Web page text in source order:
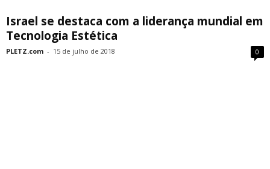
Israel se destaca com a liderança mundial em
Tecnologia Estética
PLETZ.com - 15 de julho de 2018 0